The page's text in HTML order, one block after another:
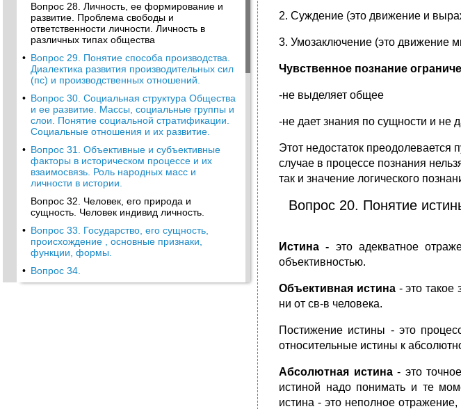
Вопрос 28. Личность, ее формирование и
развитие. Проблема свободы и
ответственности личности. Личность в
различных типах общества
• Вопрос 29. Понятие способа производства.
Диалектика развития производительных сил
(пс) и производственных отношений.
• Вопрос 30. Социальная структура Общества
и ее развитие. Массы, социальные группы и
слои. Понятие социальной стратификации.
Социальные отношения и их развитие.
• Вопрос 31. Объективные и субъективные
факторы в историческом процессе и их
взаимосвязь. Роль народных масс и
личности в истории.
Вопрос 32. Человек, его природа и
сущность. Человек индивид личность.
• Вопрос 33. Государство, его сущность,
происхождение , основные признаки,
функции, формы.
• Вопрос 34.
2. Суждение (это движение и
3. Умозаключение (это движение
Чувственное познание
-не выделяет общее
-не дает знания по сущности и не
Этот недостаток
случае в процессе познания
так и значение логического
Вопрос 20. Понятие
Истина - это адекватное
объективностью.
Объективная истина- это такое
ни от св-в человека.
Постижение истины - это
относительные истины к
Абсолютная истина- это
истиной надо понимать и те
истина - это неполное